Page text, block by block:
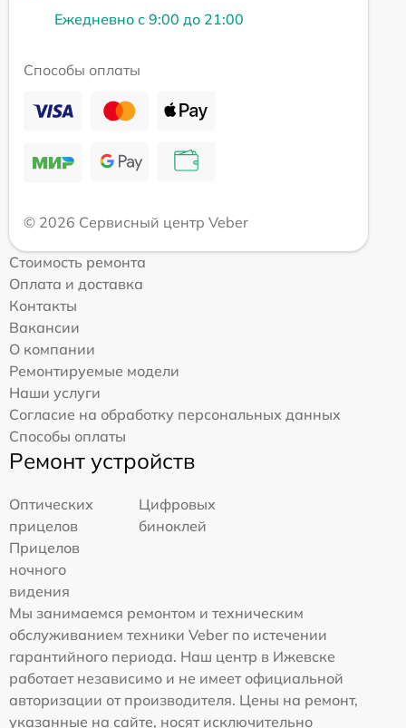
Ежедневно с 9:00 до 21:00
Способы оплаты
© 2026 Сервисный центр Veber
Стоимость ремонта
Оплата и доставка
Контакты
Вакансии
О компании
Ремонтируемые модели
Наши услуги
Согласие на обработку персональных данных
Способы оплаты
Ремонт устройств
Оптических
прицелов
Цифровых
биноклей
Прицелов
ночного
видения
Мы занимаемся ремонтом и техническим
обслуживанием техники Veber по истечении
гарантийного периода. Наш центр в Ижевске
работает независимо и не имеет официальной
авторизации от производителя. Цены на ремонт,
указанные на сайте, носят исключительно